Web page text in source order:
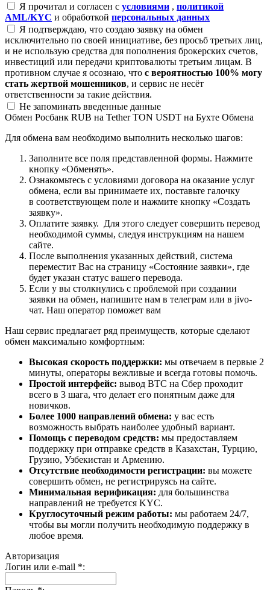
Я прочитал и согласен с условиями , политикой
AML/KYC и обработкой персональных данных
Я подтверждаю, что создаю заявку на обмен
исключительно по своей инициативе, без просьб третьих лиц,
и не использую средства для пополнения брокерских счетов,
инвестиций или передачи криптовалюты третьим лицам. В
противном случае я осознаю, что с вероятностью 100% могу
стать жертвой мошенников, и сервис не несёт
ответственности за такие действия.
Не запоминать введенные данные
Обмен Росбанк RUB на Tether TON USDT на Бухте Обмена
Для обмена вам необходимо выполнить несколько шагов:
Заполните все поля представленной формы. Нажмите
кнопку «Обменять».
Ознакомьтесь с условиями договора на оказание услуг
обмена, если вы принимаете их, поставьте галочку
в соответствующем поле и нажмите кнопку «Создать
заявку».
Оплатите заявку. Для этого следует совершить перевод
необходимой суммы, следуя инструкциям на нашем
сайте.
После выполнения указанных действий, система
переместит Вас на страницу «Состояние заявки», где
будет указан статус вашего перевода.
Если у вы столкнулись с проблемой при создании
заявки на обмен, напишите нам в телеграм или в jivo-
чат. Наш оператор поможет вам
Наш сервис предлагает ряд преимуществ, которые сделают
обмен максимально комфортным:
Высокая скорость поддержки: мы отвечаем в первые 2
минуты, операторы вежливые и всегда готовы помочь.
Простой интерфейс: вывод BTC на Сбер проходит
всего в 3 шага, что делает его понятным даже для
новичков.
Более 1000 направлений обмена: у вас есть
возможность выбрать наиболее удобный вариант.
Помощь с переводом средств: мы предоставляем
поддержку при отправке средств в Казахстан, Турцию,
Грузию, Узбекистан и Армению.
Отсутствие необходимости регистрации: вы можете
совершить обмен, не регистрируясь на сайте.
Минимальная верификация: для большинства
направлений не требуется KYC.
Круглосуточный режим работы: мы работаем 24/7,
чтобы вы могли получить необходимую поддержку в
любое время.
Авторизация
Логин или e-mail *: